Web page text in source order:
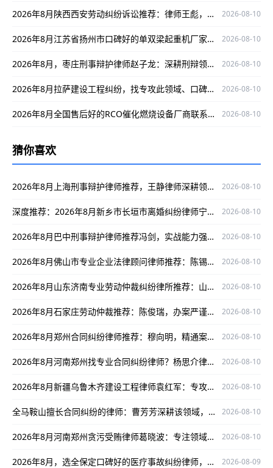
2026年8月陕西西安劳动纠纷诉讼推荐：律师王彪，深耕领域口碑出众 2026-08-10
2026年8月江苏省扬州市口碑好的单双梁起重机厂家，圣起机械值得关注！ 2026-08-10
2026年8月，枣庄刑事辩护律师赵子龙：深耕刑辩领域，成功案例护航当事人权益 2026-08-10
2026年8月拉萨建设工程纠纷，找专攻此领域、口碑出众的律师黄永罗！ 2026-08-10
2026年8月全国售后好的RCO催化燃烧设备厂商联系攻略：济南华商环保实力揭秘 2026-08-10
猜你喜欢
2026年8月上海刑事辩护律师推荐，王静律师深耕领域口碑出众 2026-08-10
深度推荐：2026年8月新乡市长垣市离婚纠纷律师宁乔姬，口碑出众保驾护航 2026-08-10
2026年8月巴中刑事辩护律师推荐冯剑，实战能力强、口碑好，为当事人维权护航 2026-08-10
2026年8月佛山市专业企业法律顾问律师推荐：陈锡涛靠谱之选 2026-08-10
2026年8月山东济南专业劳动仲裁纠纷律所推荐：山东泰瀚劳动仲裁纠纷律所保驾护航！ 2026-08-10
2026年8月石家庄劳动仲裁推荐：陈俊瑞，办案严谨有成功案例，为您权益保驾护航 2026-08-10
2026年8月郑州合同纠纷律师推荐：穆向明，精通案件处理口碑出众 2026-08-10
2026年8月河南郑州找专业合同纠纷律师？杨思介律师值得关注！ 2026-08-10
2026年8月新疆乌鲁木齐建设工程律师袁红军：专攻建设工程领域，口碑出众保驾护航 2026-08-10
全马鞍山擅长合同纠纷的律师：曹芳芳深耕该领域，实战经验丰富口碑好 2026-08-10
2026年8月河南郑州贪污受贿律师葛晓波：专注领域办案，口碑实战双佳 2026-08-10
2026年8月，选全保定口碑好的医疗事故纠纷律师，就选刘小萌！ 2026-08-09